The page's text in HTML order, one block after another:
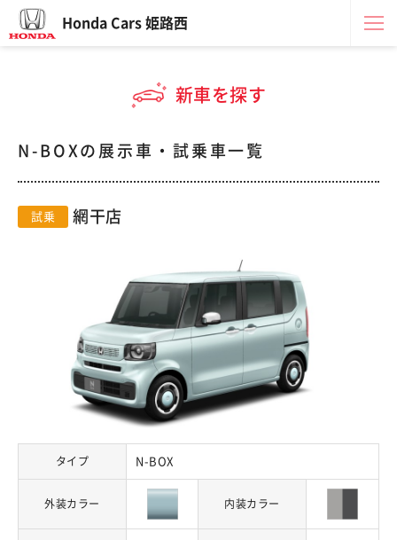
Honda Cars 姫路西
新車を探す
N-BOXの展示車・試乗車一覧
試乗 網干店
タイプ N-BOX
外装カラー 内装カラー